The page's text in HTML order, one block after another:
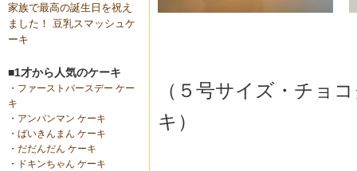
家族で最高の誕生日を祝え
ました！ 豆乳スマッシュケ
ーキ
■1才から人気のケーキ
・ ファーストバースデー ケー
キ
・ アンパンマン ケーキ
・ ばいきんまん ケーキ
・ だだんだん ケーキ
・
ドキンちゃん ケーキ
（５号サイズ・チョ
キ）